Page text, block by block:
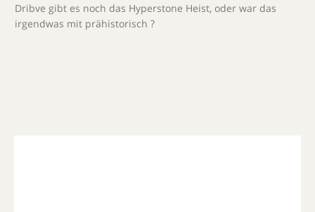
Dribve gibt es noch das Hyperstone Heist, oder war das
irgendwas mit prähistorisch ?